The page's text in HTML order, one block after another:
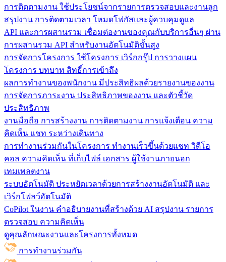
การติดตามงาน ใช้ประโยชน์จากรายการตรวจสอบและงานลูก
สรุปงาน การติดตามเวลา โหมดโฟกัสและผู้ควบคุมดูแล
API และการผสานรวม เชื่อมต่องานของคุณกับบริการอื่นๆ ผ่าน
การผสานรวม API สำหรับงานอัตโนมัติขั้นสูง
การจัดการโครงการ ใช้โครงการ เวิร์กกรุ๊ป การวางแผน
โครงการ บทบาท สิทธิ์การเข้าถึง
ผลการทำงานของพนักงาน มีประสิทธิผลด้วยรายงานของงาน
การจัดการภาระงาน ประสิทธิภาพของงาน และตัวชี้วัด
ประสิทธิภาพ
งานมือถือ การสร้างงาน การติดตามงาน การแจ้งเตือน ความ
คิดเห็น แชท ระหว่างเดินทาง
การทำงานร่วมกันในโครงการ ทํางานเร็วขึ้นด้วยแชท วิดีโอ
คอล ความคิดเห็น ที่เก็บไฟล์ เอกสาร ผู้ใช้งานภายนอก
เทมเพลตงาน
ระบบอัตโนมัติ ประหยัดเวลาด้วยการสร้างงานอัตโนมัติ และ
เวิร์กโฟลว์อัตโนมัติ
CoPilot ในงาน คำอธิบายงานที่สร้างด้วย AI สรุปงาน รายการ
ตรวจสอบ ความคิดเห็น
ดูคุณลักษณะงานและโครงการทั้งหมด
การทำงานร่วมกัน